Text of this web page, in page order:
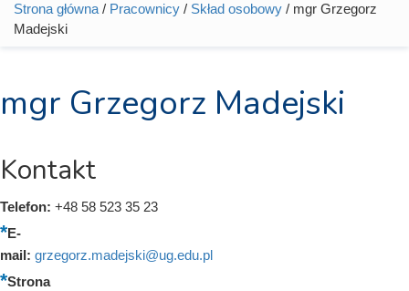
Jesteś tutaj
Strona główna / Pracownicy / Skład osobowy / mgr Grzegorz
Madejski
mgr Grzegorz Madejski
Kontakt
Telefon: +48 58 523 35 23
E-
mail: grzegorz.madejski@ug.edu.pl
Strona